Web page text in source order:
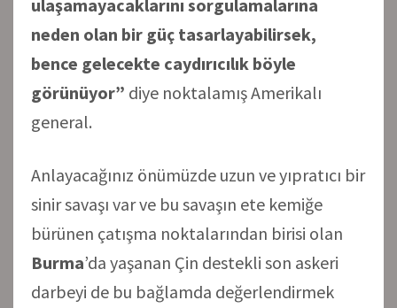
ulaşamayacaklarını sorgulamalarına
neden olan bir güç tasarlayabilirsek,
bence gelecekte caydırıcılık böyle
görünüyor” diye noktalamış Amerikalı
general.
Anlayacağınız önümüzde uzun ve yıpratıcı bir
sinir savaşı var ve bu savaşın ete kemiğe
bürünen çatışma noktalarından birisi olan
Burma’da yaşanan Çin destekli son askeri
darbeyi de bu bağlamda değerlendirmek